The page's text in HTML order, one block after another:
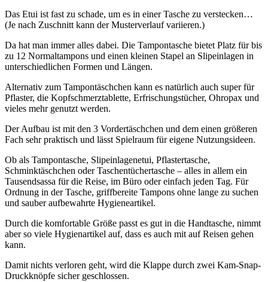
Das Etui ist fast zu schade, um es in einer Tasche zu verstecken…
(Je nach Zuschnitt kann der Musterverlauf variieren.)
Da hat man immer alles dabei. Die Tampontasche bietet Platz für bis
zu 12 Normaltampons und einen kleinen Stapel an Slipeinlagen in
unterschiedlichen Formen und Längen.
Alternativ zum Tampontäschchen kann es natürlich auch super für
Pflaster, die Kopfschmerztablette, Erfrischungstücher, Ohropax und
vieles mehr genutzt werden.
Der Aufbau ist mit den 3 Vordertäschchen und dem einen größeren
Fach sehr praktisch und lässt Spielraum für eigene Nutzungsideen.
Ob als Tampontasche, Slipeinlagenetui, Pflastertasche,
Schminktäschchen oder Taschentüchertasche – alles in allem ein
Tausendsassa für die Reise, im Büro oder einfach jeden Tag. Für
Ordnung in der Tasche, griffbereite Tampons ohne lange zu suchen
und sauber aufbewahrte Hygieneartikel.
Durch die komfortable Größe passt es gut in die Handtasche, nimmt
aber so viele Hygienartikel auf, dass es auch mit auf Reisen gehen
kann.
Damit nichts verloren geht, wird die Klappe durch zwei Kam-Snap-
Druckknöpfe sicher geschlossen.